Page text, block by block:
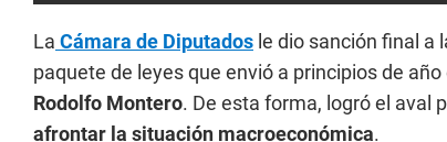
La Cámara de Diputados le dio sanción final a
paquete de leyes que envió a principios de
Rodolfo Montero. De esta forma, logró el aval
afrontar la situación macroeconómica.